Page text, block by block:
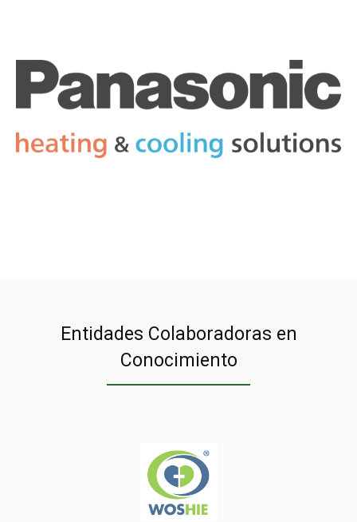
Entidades Colaboradoras en
Conocimiento